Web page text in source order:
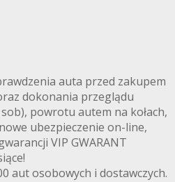
auta przed zakupem
dokonania przeglądu
powrotu autem na kołach,
ubezpieczenie on-line,
VIP GWARANT
aut osobowych i dostawczych.